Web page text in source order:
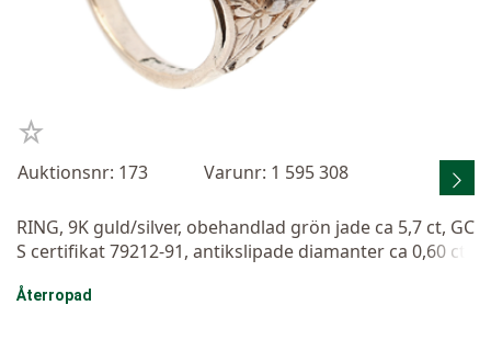
Auktionsnr: 173 Varunr: 1 595 308
RING, 9K guld/silver, obehandlad grön jade ca 5,7 ct, GC
S certifikat 79212-91, antikslipade diamanter ca 0,60 ct
h skador.
Återropad